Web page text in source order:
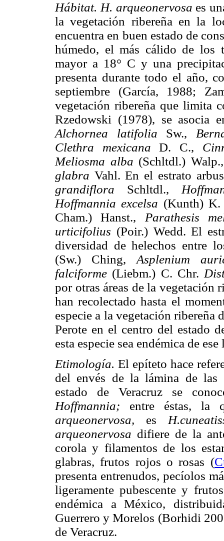
Hábitat. H. arqueonervosa es
la vegetación ribereña en la
encuentra en buen estado de
húmedo, el más cálido de los
mayor a 18° C y una
presenta durante todo el año,
septiembre (García, 1988;
vegetación ribereña que limita
Rzedowski (1978), se asocia
Alchornea latifolia Sw.,
Clethra mexicana D. C.,
Meliosma alba (Schltdl.)
glabra Vahl. En el estrato
grandiflora Schltdl.,
Hoffmannia excelsa (Kunth)
Cham.) Hanst., Parathesis
urticifolius (Poir.) Wedd. El
diversidad de helechos entre
(Sw.) Ching, Asplenium
falciforme (Liebm.) C. Chr.
por otras áreas de la vegetación
han recolectado hasta el
especie a la vegetación ribereña
Perote en el centro del estado
esta especie sea endémica de ese
Etimología. El epíteto hace
del envés de la lámina de
estado de Veracruz se
Hoffmannia; entre éstas, la
arqueonervosa, es
arqueonervosa difiere de la
corola y filamentos de los
glabras, frutos rojos o rosas (
presenta entrenudos, pecíolos
ligeramente pubescente y
endémica a México,
Guerrero y Morelos (Borhidi
de Veracruz.